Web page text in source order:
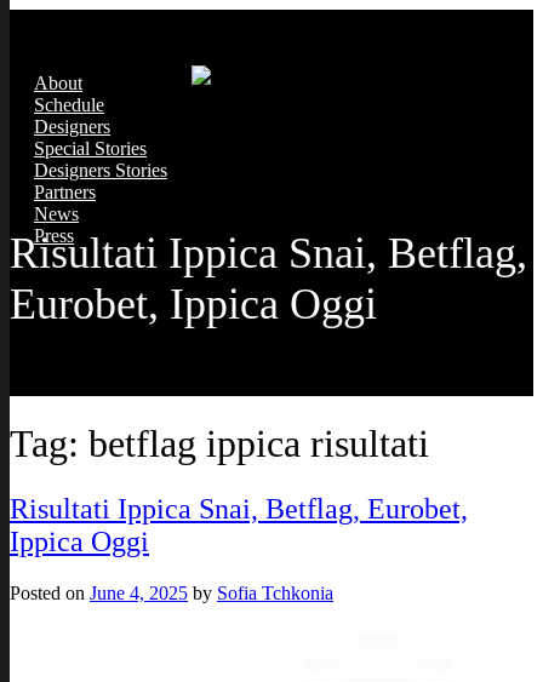
About
Schedule
Designers
Special Stories
Designers Stories
Partners
News
Press
Risultati Ippica Snai, Betflag,
Eurobet, Ippica Oggi
Tag: betflag ippica risultati
Risultati Ippica Snai, Betflag, Eurobet,
Ippica Oggi
Posted on June 4, 2025 by Sofia Tchkonia